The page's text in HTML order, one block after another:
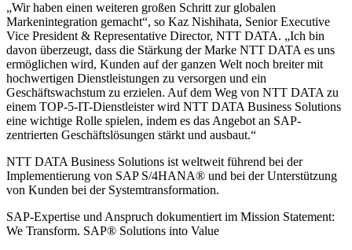
„Wir haben einen weiteren großen Schritt zur globalen
Markenintegration gemacht“, so Kaz Nishihata, Senior Executive
Vice President & Representative Director, NTT DATA. „Ich bin
davon überzeugt, dass die Stärkung der Marke NTT DATA es uns
ermöglichen wird, Kunden auf der ganzen Welt noch breiter mit
hochwertigen Dienstleistungen zu versorgen und ein
Geschäftswachstum zu erzielen. Auf dem Weg von NTT DATA zu
einem TOP-5-IT-Dienstleister wird NTT DATA Business Solutions
eine wichtige Rolle spielen, indem es das Angebot an SAP-
zentrierten Geschäftslösungen stärkt und ausbaut.“
NTT DATA Business Solutions ist weltweit führend bei der
Implementierung von SAP S/4HANA® und bei der Unterstützung
von Kunden bei der Systemtransformation.
SAP-Expertise und Anspruch dokumentiert im Mission Statement:
We Transform. SAP® Solutions into Value